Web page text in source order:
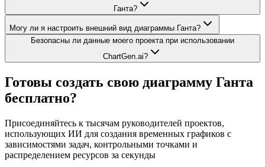
Ганта?
Могу ли я настроить внешний вид диаграммы Ганта?
Безопасны ли данные моего проекта при использовании
ChartGen.ai?
Готовы создать свою диаграмму Ганта
бесплатно?
Присоединяйтесь к тысячам руководителей проектов,
использующих ИИ для создания временных графиков с
зависимостями задач, контрольными точками и
распределением ресурсов за секунды